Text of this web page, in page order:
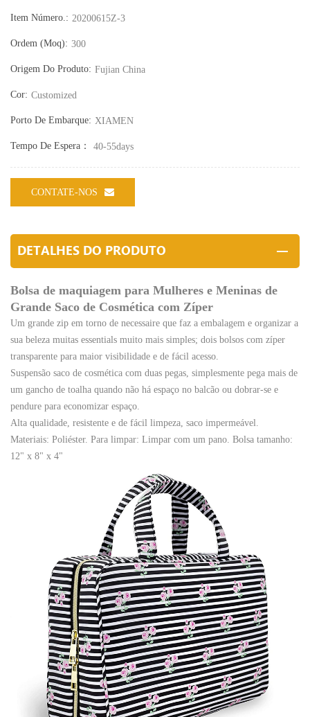
Item Número.: 20200615Z-3
Ordem (moq): 300
Origem Do Produto: Fujian China
Cor: Customized
Porto De Embarque: XIAMEN
Tempo De Espera： 40-55days
CONTATE-NOS
DETALHES DO PRODUTO
Bolsa de maquiagem para Mulheres e Meninas de
Grande Saco de Cosmética com Zíper
Um grande zip em torno de necessaire que faz a embalagem e organizar a
sua beleza muitas essentials muito mais simples; dois bolsos com zíper
transparente para maior visibilidade e de fácil acesso.
Suspensão saco de cosmética com duas pegas, simplesmente pega mais de
um gancho de toalha quando não há espaço no balcão ou dobrar-se e
pendure para economizar espaço.
Alta qualidade, resistente e de fácil limpeza, saco impermeável.
Materiais: Poliéster. Para limpar: Limpar com um pano. Bolsa tamanho:
12" x 8" x 4"